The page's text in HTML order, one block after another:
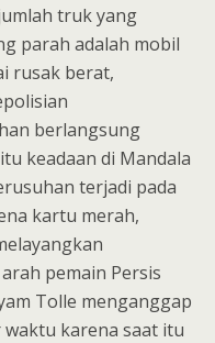
truk yang
parah adalah mobil
rusak berat,
berlangsung
keadaan di Mandala
terjadi pada
kartu merah,
pemain Persis
Tolle menganggap
waktu karena saat itu